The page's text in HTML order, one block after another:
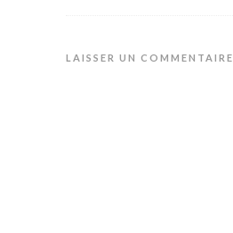
LAISSER UN COMMENTAIRE